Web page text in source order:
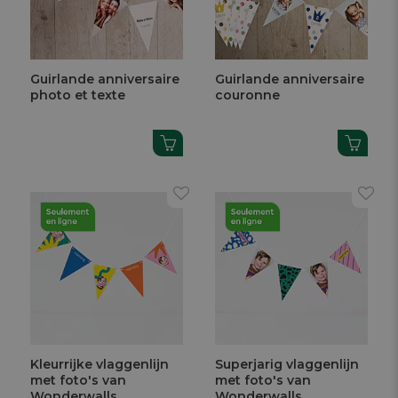
Guirlande anniversaire
photo et texte
Guirlande anniversaire
couronne
Kleurrijke vlaggenlijn
met foto's van
Superjarig vlaggenlijn
met foto's van